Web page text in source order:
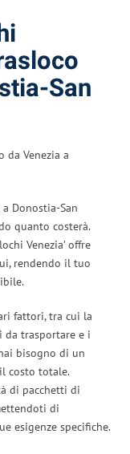
San
da Venezia a
Donostia-San
quanto costerà.
Venezia’ offre
rendendo il tuo
fattori, tra cui la
da trasportare e i
bisogno di un
costo totale.
di pacchetti di
di
esigenze specifiche.